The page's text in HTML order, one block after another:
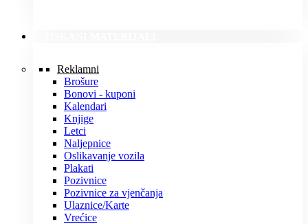
Reklamni
Brošure
Bonovi - kuponi
Kalendari
Knjige
Letci
Naljepnice
Oslikavanje vozila
Plakati
Pozivnice
Pozivnice za vjenčanja
Ulaznice/Karte
Vrećice